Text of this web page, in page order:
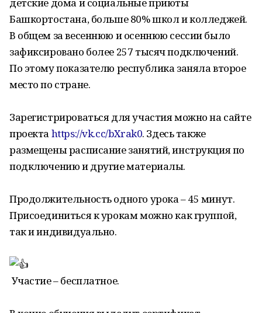
Башкортостана, больше 80% школ и колледжей.
В общем за весеннюю и осеннюю сессии было
зафиксировано более 257 тысяч подключений.
По этому показателю республика заняла второе
место по стране.
Зарегистрироваться для участия можно на сайте
проекта https://vk.cc/bXrak0. Здесь также
размещены расписание занятий, инструкция по
подключению и другие материалы.
Продолжительность одного урока – 45 минут.
Присоединиться к урокам можно как группой,
так и индивидуально.
Участие – бесплатное.